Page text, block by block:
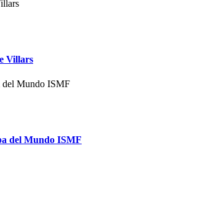
Villars
del Mundo ISMF